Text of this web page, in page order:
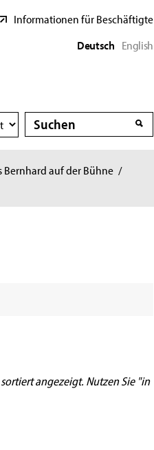
Informationen für Beschäftigte
Deutsch English
Suche
Suche
Bernhard auf der Bühne /
angezeigt. Nutzen Sie "in